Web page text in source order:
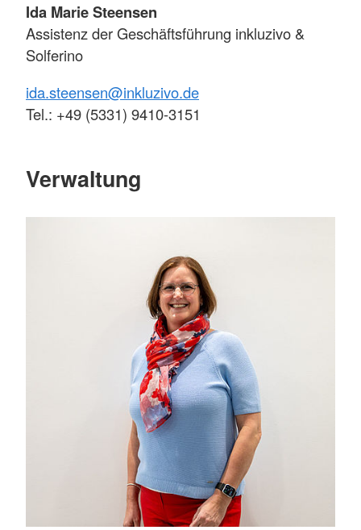
Ida Marie Steensen
Assistenz der Geschäftsführung inkluzivo &
Solferino
ida.steensen@inkluzivo.de
Tel.: +49 (5331) 9410-3151
Verwaltung